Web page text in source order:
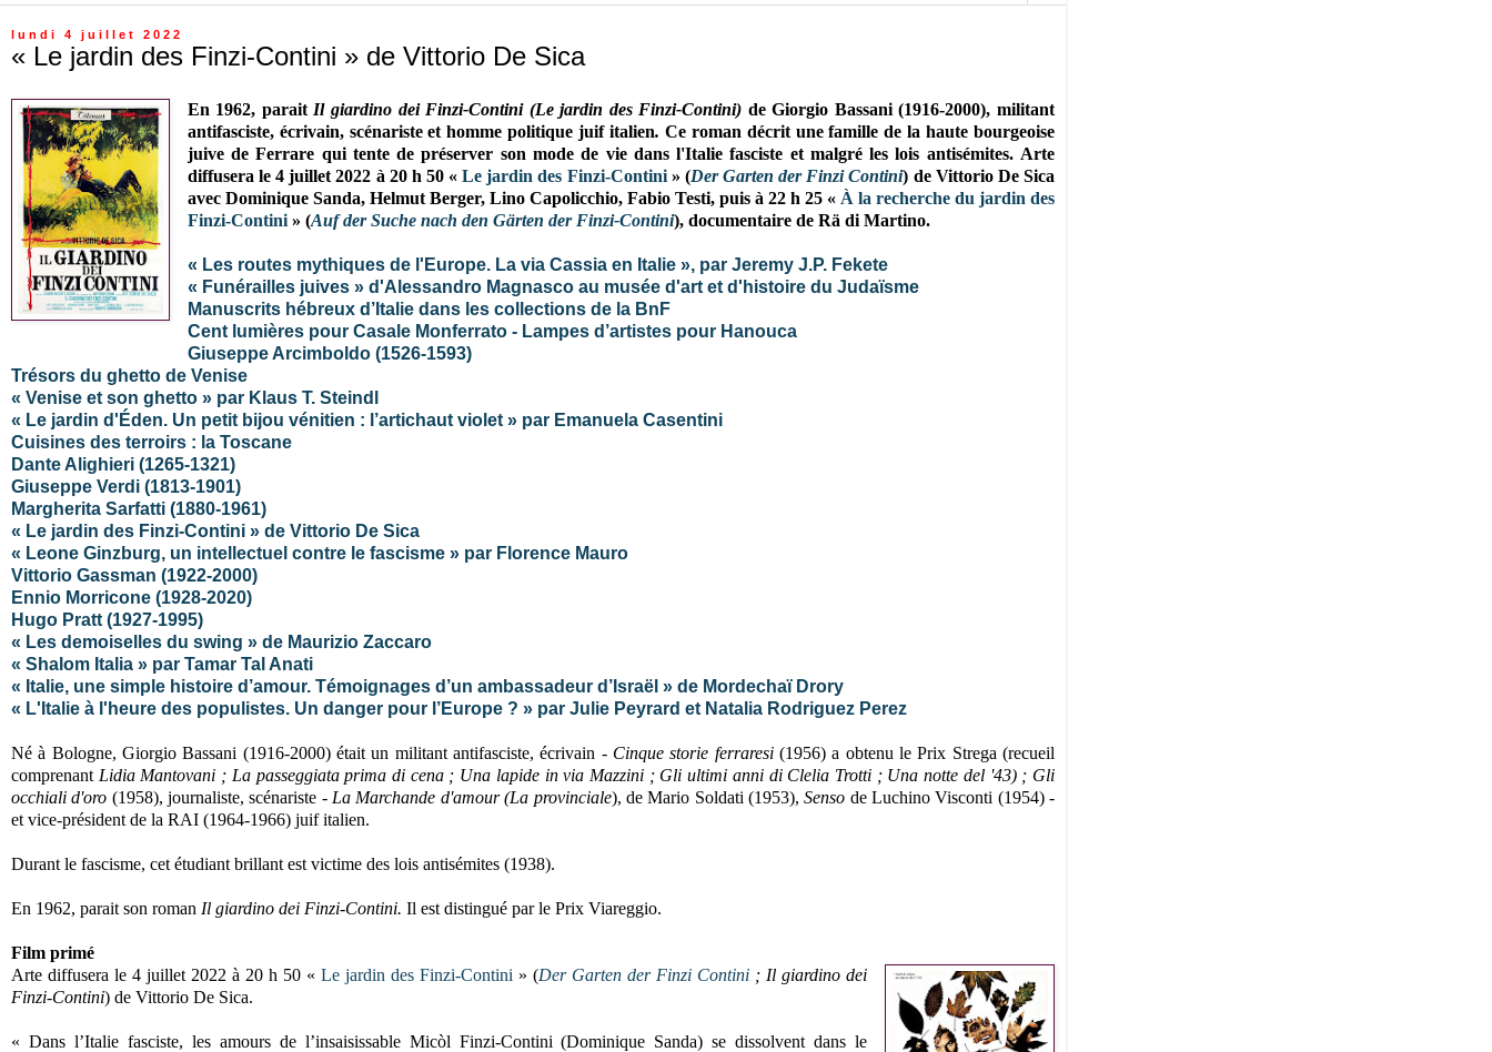
lundi 4 juillet 2022
« Le jardin des Finzi-Contini » de Vittorio De Sica
En 1962, parait Il giardino dei Finzi-Contini (Le jardin des Finzi-Contini) deGiorgio Bassani (1916-2000), militant
antifasciste, écrivain, scénariste et homme politique juif italien. Ce roman décrit une famille de la haute bourgeoise
juive de Ferrare qui tente de préserver son mode de vie dans l'Italie fasciste et malgré les lois antisémites. Arte
diffusera le 4 juillet 2022 à 20 h 50 «Le jardin des Finzi-Contini» (Der Garten der Finzi Contini) de Vittorio De Sica
avec Dominique Sanda, Helmut Berger, Lino Capolicchio, Fabio Testi, puis à 22 h 25 « À la recherche du jardin des
Finzi-Contini» (Auf der Suche nach den Gärten der Finzi-Contini), documentaire de Rä di Martino.
« Les routes mythiques de l'Europe. La via Cassia en Italie », par Jeremy J.P. Fekete
« Funérailles juives » d'Alessandro Magnasco au musée d'art et d'histoire du Judaïsme
Manuscrits hébreux d’Italie dans les collections de la BnF
Cent lumières pour Casale Monferrato - Lampes d’artistes pour Hanouca
Giuseppe Arcimboldo (1526-1593)
Trésors du ghetto de Venise
« Venise et son ghetto » par Klaus T. Steindl
« Le jardin d'Éden. Un petit bijou vénitien : l’artichaut violet » par Emanuela Casentini
Cuisines des terroirs : la Toscane
Dante Alighieri (1265-1321)
Giuseppe Verdi (1813-1901)
Margherita Sarfatti (1880-1961)
« Le jardin des Finzi-Contini » de Vittorio De Sica
« Leone Ginzburg, un intellectuel contre le fascisme » par Florence Mauro
Vittorio Gassman (1922-2000)
Ennio Morricone (1928-2020)
Hugo Pratt (1927-1995)
« Les demoiselles du swing » de Maurizio Zaccaro
« Shalom Italia » par Tamar Tal Anati
« Italie, une simple histoire d’amour. Témoignages d’un ambassadeur d’Israël » de Mordechaï Drory
« L'Italie à l'heure des populistes. Un danger pour l’Europe ? » par Julie Peyrard et Natalia Rodriguez Perez
Né à Bologne, Giorgio Bassani (1916-2000) était un militant antifasciste, écrivain - Cinque storie ferraresi(1956) a obtenu le Prix Strega (recueil
comprenant Lidia Mantovani ; La passeggiata prima di cena ; Una lapide in via Mazzini ; Gli ultimi anni di Clelia Trotti ; Una notte del '43) ; Gli
occhiali d'oro (1958), journaliste, scénariste - La Marchande d'amour (La provinciale), de Mario Soldati (1953),Senso de Luchino Visconti (1954) -
et vice-président de la RAI (1964-1966) juif italien.
Durant le fascisme, cet étudiant brillant est victime des lois antisémites (1938).
En 1962, parait son roman Il giardino dei Finzi-Contini. Il est distingué par le Prix Viareggio.
Film primé
Arte diffusera le 4 juillet 2022 à 20 h 50 «Le jardin des Finzi-Contini » (Der Garten der Finzi Contini ; Il giardino dei
Finzi-Contini) de Vittorio De Sica.
« Dans l’Italie fasciste, les amours de l’insaisissable Micòl Finzi-Contini (Dominique Sanda) se dissolvent dans le